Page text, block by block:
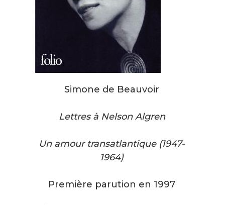
Simone de Beauvoir
Lettres à Nelson Algren
Un amour transatlantique (1947-
1964)
Première parution en 1997